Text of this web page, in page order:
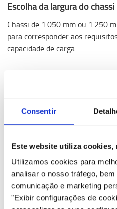
Consentir
Este website utiliza cookies,
Utilizamos cookies para
analisar o nosso tráfego,
comunicação e marketing
"Exibir configurações de
Escolha da largura do chassi
Chassi de 1.050 mm ou 1.250
para corresponder aos
capacidade de carga.